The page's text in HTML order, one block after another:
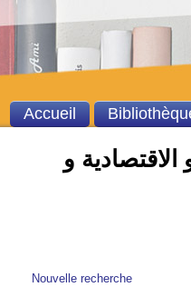
الاقتصادية و
Nouvelle recherche
Accueil